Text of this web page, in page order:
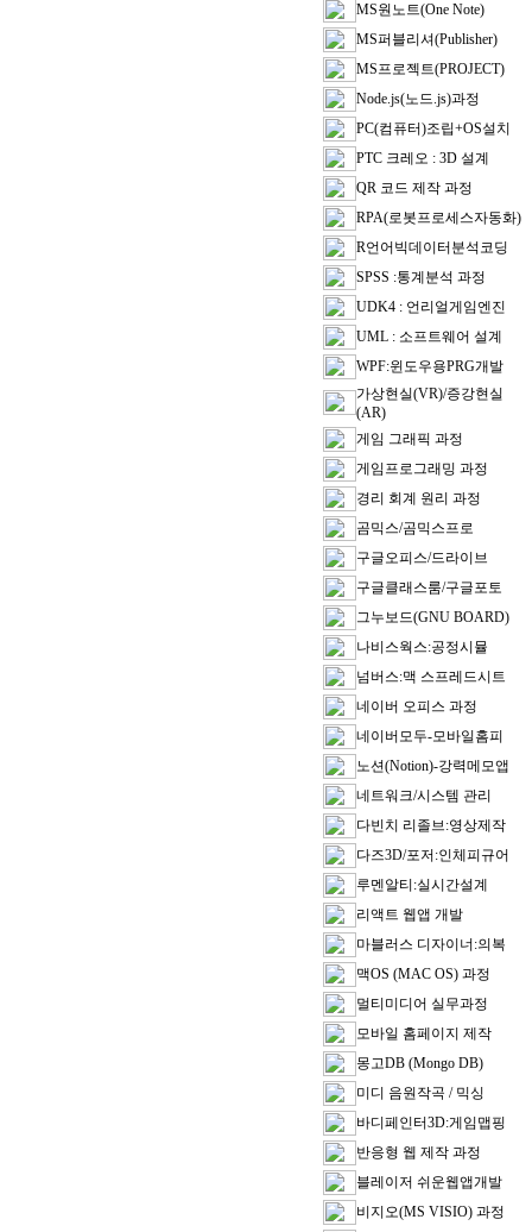
MS원노트(One Note)
MS퍼블리셔(Publisher)
MS프로젝트(PROJECT)
Node.js(노드.js)과정
PC(컴퓨터)조립+OS설치
PTC 크레오 : 3D 설계
QR 코드 제작 과정
RPA(로봇프로세스자동화)
R언어빅데이터분석코딩
SPSS :통계분석 과정
UDK4 : 언리얼게임엔진
UML : 소프트웨어 설계
WPF:윈도우용PRG개발
가상현실(VR)/증강현실
(AR)
게임 그래픽 과정
게임프로그래밍 과정
경리 회계 원리 과정
곰믹스/곰믹스프로
구글오피스/드라이브
구글클래스룸/구글포토
그누보드(GNU BOARD)
나비스웍스:공정시뮬
넘버스:맥 스프레드시트
네이버 오피스 과정
네이버모두-모바일홈피
노션(Notion)-강력메모앱
네트워크/시스템 관리
다빈치 리졸브:영상제작
다즈3D/포저:인체피규어
루멘알티:실시간설계
리액트 웹앱 개발
마블러스 디자이너:의복
맥OS (MAC OS) 과정
멀티미디어 실무과정
모바일 홈페이지 제작
몽고DB (Mongo DB)
미디 음원작곡 / 믹싱
바디페인터3D:게임맵핑
반응형 웹 제작 과정
블레이저 쉬운웹앱개발
비지오(MS VISIO) 과정